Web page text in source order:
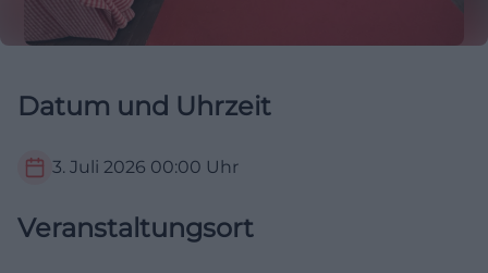
Datum und Uhrzeit
3. Juli 2026 00:00 Uhr
Veranstaltungsort